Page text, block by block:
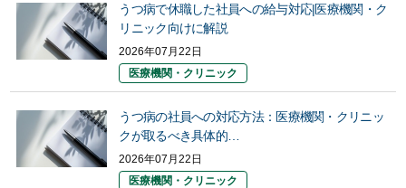
うつ病で休職した社員への給与対応|医療機関・ク
リニック向けに解説
2026年07月22日
医療機関・クリニック
うつ病の社員への対応方法：医療機関・クリニッ
クが取るべき具体的…
2026年07月22日
医療機関・クリニック